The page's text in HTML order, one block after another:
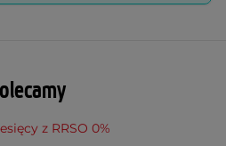
z RRSO 0%